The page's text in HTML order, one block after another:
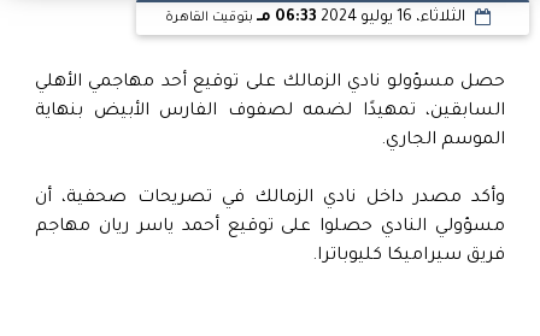
الثلاثاء، 16 يوليو 2024 06:33 مـ بتوقيت القاهرة
حصل مسؤولو نادي الزمالك على توقيع أحد مهاجمي الأهلي
السابقين، تمهيدًا لضمه لصفوف الفارس الأبيض بنهاية
الموسم الجاري.
وأكد مصدر داخل نادي الزمالك في تصريحات صحفية، أن
مسؤولي النادي حصلوا على توقيع أحمد ياسر ريان مهاجم
فريق سيراميكا كليوباترا.